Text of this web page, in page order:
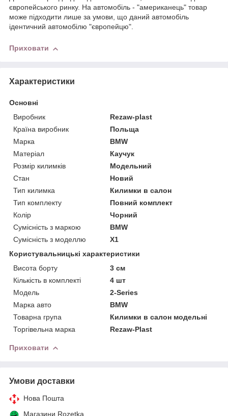
європейського ринку. На автомобіль - "американець" товар
може підходити лише за умови, що даний автомобіль
ідентичний автомобілю "європейцю".
Приховати
Характеристики
Основні
Виробник
Rezaw-plast
Країна виробник
Польща
Марка
BMW
Матеріал
Каучук
Розмір килимків
Модельний
Стан
Новий
Тип килимка
Килимки в салон
Тип комплекту
Повний комплект
Колір
Чорний
Сумісність з маркою
BMW
Сумісність з моделлю
X1
Користувальницькі характеристики
Висота борту
3 см
Кількість в комплекті
4 шт
Мoдель
2-Series
Марка авто
BMW
Товарна група
Килимки в салон модельні
Торгівельна марка
Rezaw-Plast
Приховати
Умови доставки
Нова Пошта
Магазини Rozetka